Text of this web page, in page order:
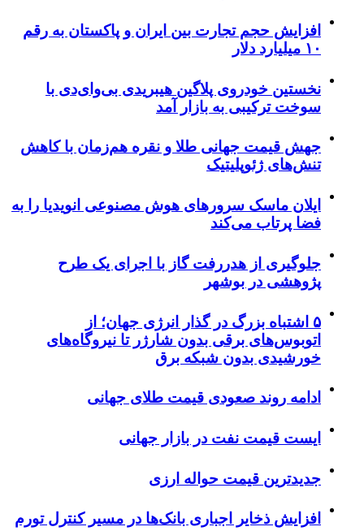
افزایش حجم تجارت بین ایران و پاکستان به رقم
۱۰ میلیارد دلار
نخستین خودروی پلاگین هیبریدی بی‌وای‌دی با
سوخت ترکیبی به بازار آمد
جهش قیمت جهانی طلا و نقره هم‌زمان با کاهش
تنش‌های ژئوپلیتیک
ایلان ماسک سرورهای هوش مصنوعی انویدیا را به
فضا پرتاب می‌کند
جلوگیری از هدررفت گاز با اجرای یک طرح
پژوهشی در بوشهر
۵ اشتباه بزرگ در گذار انرژی جهان؛ از
اتوبوس‌های برقی بدون شارژر تا نیروگاه‌های
خورشیدی بدون شبکه برق
ادامه روند صعودی قیمت طلای جهانی
ایست قیمت نفت در بازار جهانی
جدیدترین قیمت حواله ارزی
افزایش ذخایر اجباری بانک‌ها در مسیر کنترل تورم